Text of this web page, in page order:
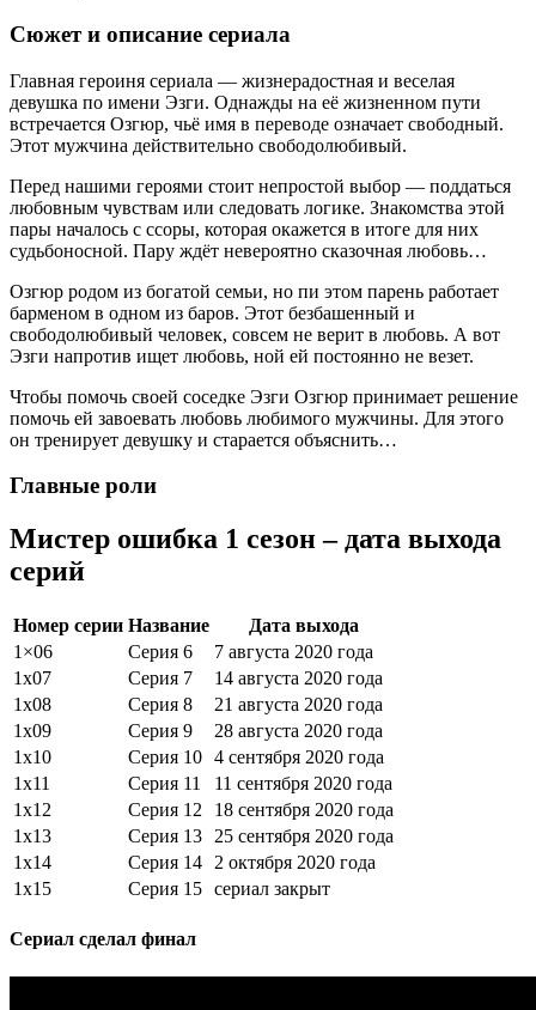
Сюжет и описание сериала
Главная героиня сериала — жизнерадостная и веселая
девушка по имени Эзги. Однажды на её жизненном пути
встречается Озгюр, чьё имя в переводе означает свободный.
Этот мужчина действительно свободолюбивый.
Перед нашими героями стоит непростой выбор — поддаться
любовным чувствам или следовать логике. Знакомства этой
пары началось с ссоры, которая окажется в итоге для них
судьбоносной. Пару ждёт невероятно сказочная любовь…
Озгюр родом из богатой семьи, но пи этом парень работает
барменом в одном из баров. Этот безбашенный и
свободолюбивый человек, совсем не верит в любовь. А вот
Эзги напротив ищет любовь, ной ей постоянно не везет.
Чтобы помочь своей соседке Эзги Озгюр принимает решение
помочь ей завоевать любовь любимого мужчины. Для этого
он тренирует девушку и старается объяснить…
Главные роли
Мистер ошибка 1 сезон – дата выхода
серий
Номер серии Название
Дата выхода
1×06
Серия 6
7 августа 2020 года
1х07
Серия 7
14 августа 2020 года
1х08
Серия 8
21 августа 2020 года
1х09
Серия 9
28 августа 2020 года
1х10
Серия 10 4 сентября 2020 года
1х11
Серия 11
11 сентября 2020 года
1х12
Серия 12
18 сентября 2020 года
1х13
Серия 13
25 сентября 2020 года
1х14
Серия 14
2 октября 2020 года
1х15
Серия 15 сериал закрыт
Сериал сделал финал